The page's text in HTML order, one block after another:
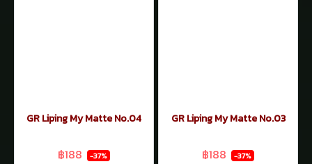
GR Liping My Matte No.04
฿188 -37%
GR Liping My Matte No.03
฿188 -37%